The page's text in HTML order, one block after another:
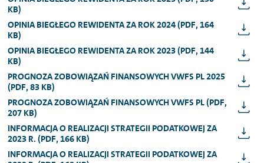
KB)
OPINIA BIEGŁEGO REWIDENTA ZA ROK 2024 (PDF, 164
KB)
OPINIA BIEGŁEGO REWIDENTA ZA ROK 2023 (PDF, 144
KB)
PROGNOZA ZOBOWIĄZAŃ FINANSOWYCH VWFS PL 2025
(PDF, 83 KB)
PROGNOZA ZOBOWIĄZAŃ FINANSOWYCH VWFS PL (PDF,
207 KB)
INFORMACJA O REALIZACJI STRATEGII PODATKOWEJ ZA
2023 R. (PDF, 166 KB)
INFORMACJA O REALIZACJI STRATEGII PODATKOWEJ ZA